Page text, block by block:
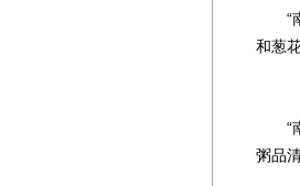
“南
和葱
“南
粥品